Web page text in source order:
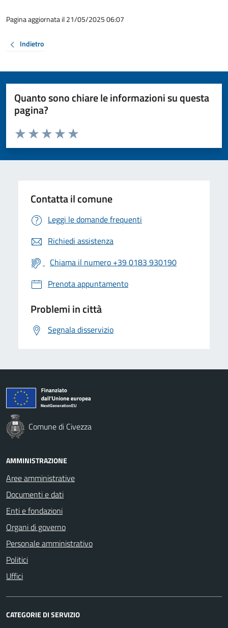
Pagina aggiornata il 21/05/2025 06:07
Indietro
Quanto sono chiare le informazioni su questa
pagina?
Valuta da 1 a 5 stelle la pagina
Valuta 5 stelle su 5
Valuta 4 stelle su 5
Valuta 3 stelle su 5
Valuta 2 stelle su 5
Valuta 1 stelle su 5
Contatta il comune
Leggi le domande frequenti
Richiedi assistenza
Chiama il numero +39 0183 930190
Prenota appuntamento
Problemi in città
Segnala disservizio
Comune di Civezza
AMMINISTRAZIONE
Aree amministrative
Documenti e dati
Enti e fondazioni
Organi di governo
Personale amministrativo
Politici
Uffici
CATEGORIE DI SERVIZIO